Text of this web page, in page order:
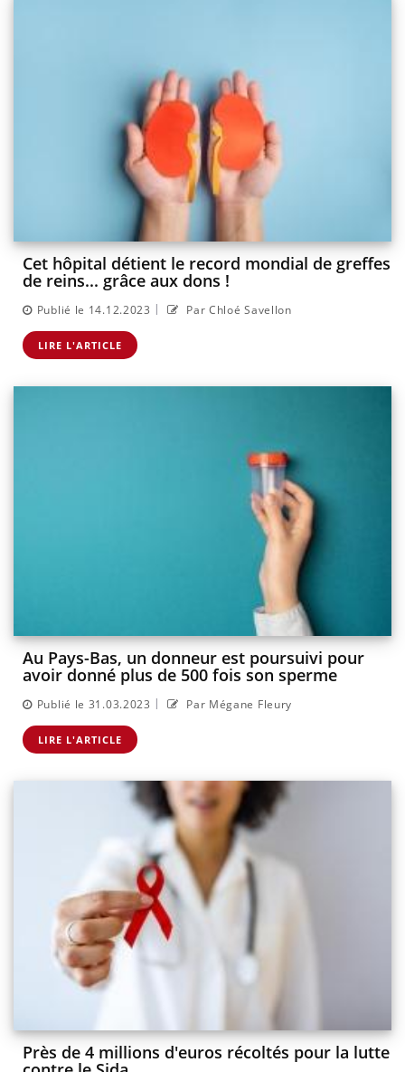
Cet hôpital détient le record mondial de greffes
de reins... grâce aux dons !
Publié le 14.12.2023 | Par Chloé Savellon
LIRE L'ARTICLE
Au Pays-Bas, un donneur est poursuivi pour
avoir donné plus de 500 fois son sperme
Publié le 31.03.2023 | Par Mégane Fleury
LIRE L'ARTICLE
Près de 4 millions d'euros récoltés pour la lutte